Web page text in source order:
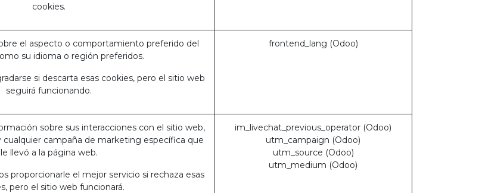
cookies.
el aspecto o comportamiento preferido del
su idioma o región preferidos.
si descarta esas cookies, pero el sitio web
seguirá funcionando.
frontend_lang (Odoo)
sobre sus interacciones con el sitio web,
cualquier campaña de marketing específica que
le llevó a la página web.
proporcionarle el mejor servicio si rechaza esas
pero el sitio web funcionará.
im_livechat_previous_operator (Odoo)
utm_campaign (Odoo)
utm_source (Odoo)
utm_medium (Odoo)